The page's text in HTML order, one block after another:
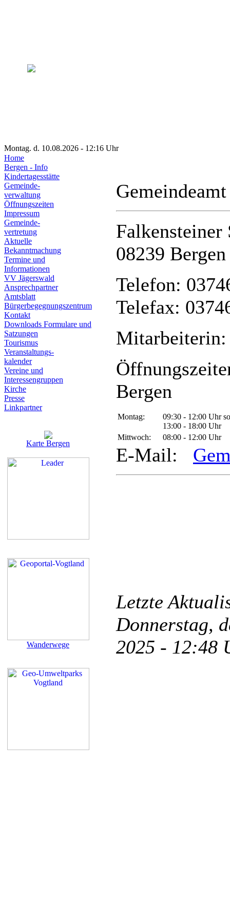
Montag. d. 10.08.2026 - 12:16 Uhr
Home
Bergen - Info
Kindertagesstätte
Gemeinde-
verwaltung
Öffnungszeiten
Impressum
Gemeinde-
vertretung
Aktuelle
Bekanntmachung
Termine und
Informationen
VV Jägerswald
Ansprechpartner
Amtsblatt
Bürgerbegegnungszentrum
Kontakt
Downloads Formulare und
Satzungen
Tourismus
Veranstaltungs-
kalender
Vereine und
Interessen­gruppen
Kirche
Presse
Linkpartner
Karte Bergen
Wanderwege
Falkensteiner
08239 Bergen
Telefon:
Telefax:
Mitarbeiterin:
Bergen
Montag:
09:30 - 12:00 Uhr
13:00 - 18:00 Uhr
Mittwoch:
08:00 - 12:00 Uhr
E-Mail:
Letzte
Donnerstag,
2025 -